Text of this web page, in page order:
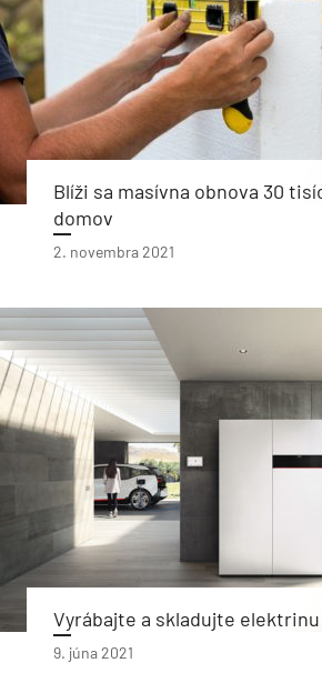
Blíži sa masívna obnova 30
domov
2. novembra 2021
Vyrábajte a skladujte
9. júna 2021